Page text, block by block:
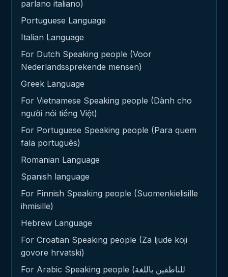
parlano italiano)
Portuguese Language
Italian Language
For Dutch Speaking people (Voor
Nederlandssprekende mensen)
Greek Language
For Vietnamese Speaking people (Dành cho
người nói tiếng Việt)
For Portuguese Speaking people (Para quem
fala português)
Romanian Language
Spanish language
For Finnish Speaking people (Suomenkielisille
ihmisille)
Hebrew Language
For Croatian Speaking people (Za ljude koji
govore hrvatski)
For Arabic Speaking people (للناطقين باللغة